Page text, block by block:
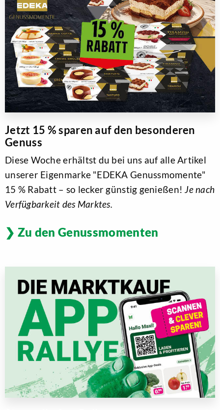
Jetzt 15 % sparen auf den besonderen
Genuss
Diese Woche erhältst du bei uns auf alle Artikel
unserer Eigenmarke "EDEKA Genussmomente"
15 % Rabatt – so lecker günstig genießen!Je nach
Verfügbarkeit des Marktes.
Zu den Genussmomenten